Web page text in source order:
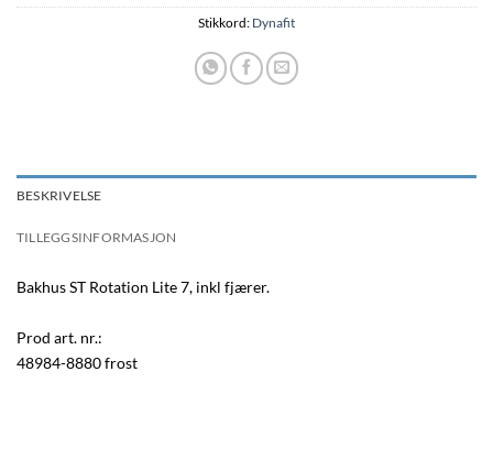
Stikkord: Dynafit
BESKRIVELSE
TILLEGGSINFORMASJON
Bakhus ST Rotation Lite 7, inkl fjærer.
Prod art. nr.:
48984-8880 frost